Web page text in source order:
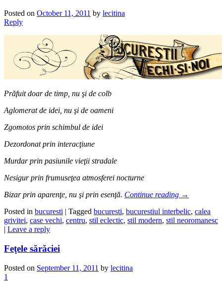
Posted on October 11, 2011 by lecitina
Reply
Prăfuit doar de timp, nu şi de colb
Aglomerat de idei, nu şi de oameni
Zgomotos prin schimbul de idei
Dezordonat prin interacţiune
Murdar prin pasiunile vieţii stradale
Nesigur prin frumuseţea atmosferei nocturne
Bizar prin aparenţe, nu şi prin esenţă. Continue reading →
Posted in bucuresti | Tagged bucuresti, bucurestiul interbelic, calea
grivitei, case vechi, centru, stil eclectic, stil modern, stil neoromanesc
| Leave a reply
Feţele sărăciei
Posted on September 11, 2011 by lecitina
1